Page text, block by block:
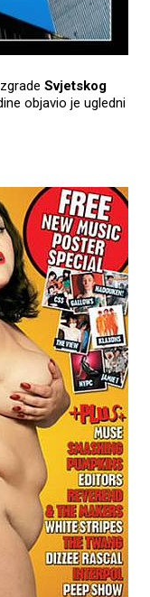
Svjetskog
objavio je ugledni